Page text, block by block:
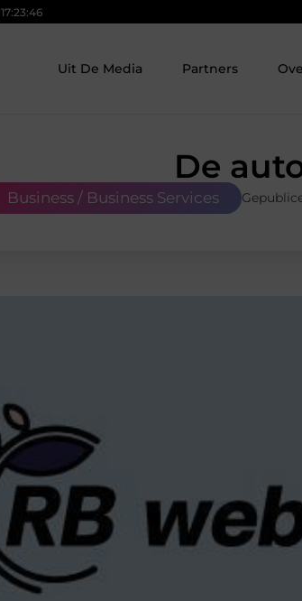
17:23:47
Uit De Media Partners
De
Business / Business Services